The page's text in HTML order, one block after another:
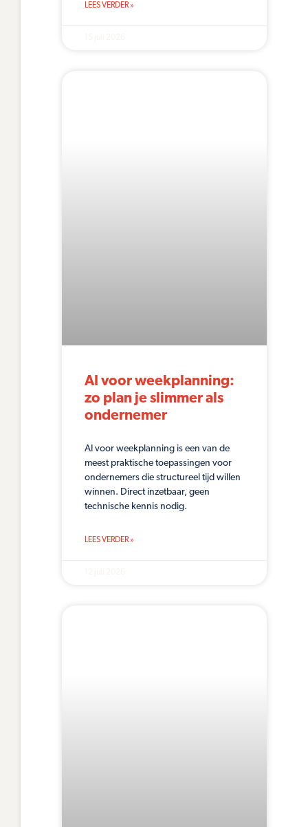
LEES VERDER »
AI voor weekplanning:
zo plan je slimmer als
ondernemer
AI voor weekplanning is een van de
meest praktische toepassingen voor
ondernemers die structureel tijd willen
winnen. Direct inzetbaar, geen
technische kennis nodig.
LEES VERDER »